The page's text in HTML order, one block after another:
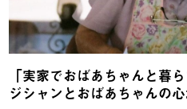
「実家でおばあちゃんと暮
ジシャンとおばあちゃんの